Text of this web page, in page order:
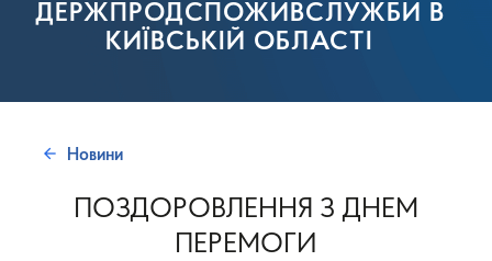
ДЕРЖПРОДСПОЖИВСЛУЖБИ В
КИЇВСЬКІЙ ОБЛАСТІ
Новини
ПОЗДОРОВЛЕННЯ З ДНЕМ
ПЕРЕМОГИ